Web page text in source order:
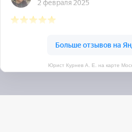
Юрист Курнев А. Е. на карте